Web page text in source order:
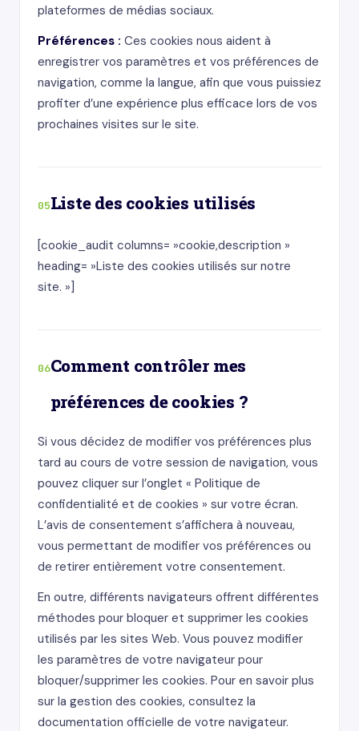
plateformes de médias sociaux.
Préférences : Ces cookies nous aident à
enregistrer vos paramètres et vos préférences de
navigation, comme la langue, afin que vous puissiez
profiter d’une expérience plus efficace lors de vos
prochaines visites sur le site.
05Liste des cookies utilisés
[cookie_audit columns= »cookie,description »
heading= »Liste des cookies utilisés sur notre
site. »]
06Comment contrôler mes
préférences de cookies ?
Si vous décidez de modifier vos préférences plus
tard au cours de votre session de navigation, vous
pouvez cliquer sur l’onglet « Politique de
confidentialité et de cookies » sur votre écran.
L’avis de consentement s’affichera à nouveau,
vous permettant de modifier vos préférences ou
de retirer entièrement votre consentement.
En outre, différents navigateurs offrent différentes
méthodes pour bloquer et supprimer les cookies
utilisés par les sites Web. Vous pouvez modifier
les paramètres de votre navigateur pour
bloquer/supprimer les cookies. Pour en savoir plus
sur la gestion des cookies, consultez la
documentation officielle de votre navigateur.